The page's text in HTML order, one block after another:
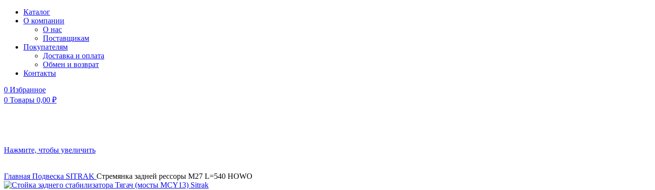
Каталог
О компании
О нас
Поставщикам
Покупателям
Доставка и оплата
Обмен и возврат
Контакты
0 Избранное
0 Товары 0,00 ₽
Нажмите, чтобы увеличить
Главная Подвеска SITRAK Стремянка задней рессоры М27 L=540 HOWO